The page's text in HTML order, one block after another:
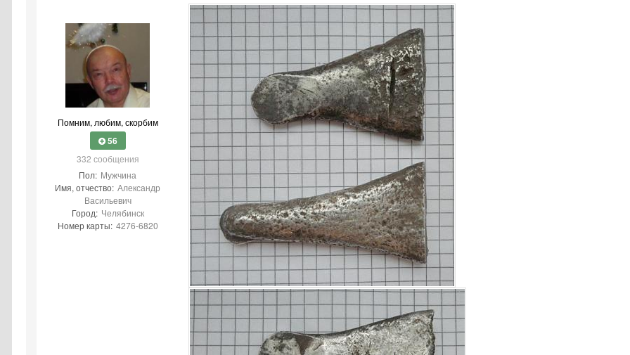
Помним, любим, скорбим
56
332 сообщения
Пол: Мужчина
Имя, отчество: Александр
Васильевич
Город: Челябинск
Номер карты: 4276-6820